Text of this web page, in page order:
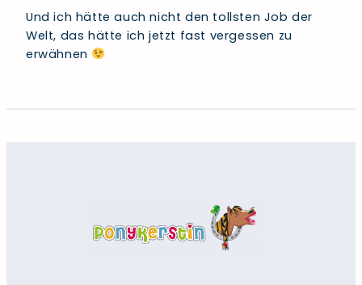
Und ich hätte auch nicht den tollsten Job der
Welt, das hätte ich jetzt fast vergessen zu
erwähnen